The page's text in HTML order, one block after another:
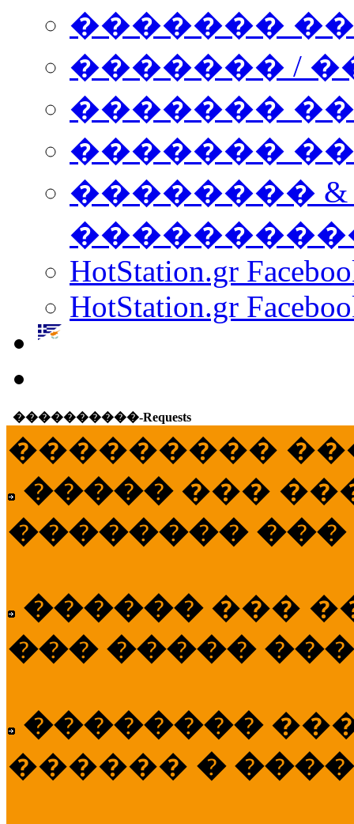
�������
������� /
�������
������� ���
��������
HotStation.gr
HotStation.gr
����������-Requests
���������
����� ���
�������� ���
������ ���
��� �����
��������
������ �